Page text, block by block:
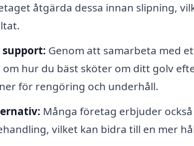
åtgärda dessa innan slipning,
support: Genom att samarbeta med
hur du bäst sköter om ditt golv
för rengöring och underhåll.
Många företag erbjuder
vilket kan bidra till en mer